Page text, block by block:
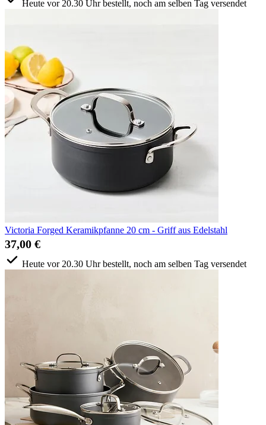
Heute vor 20.30 Uhr bestellt, noch am selben Tag versendet
Victoria Forged Keramikpfanne 20 cm - Griff aus Edelstahl
37,00 €
Heute vor 20.30 Uhr bestellt, noch am selben Tag versendet